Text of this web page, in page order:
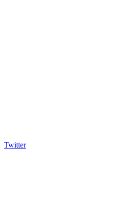
Twitter